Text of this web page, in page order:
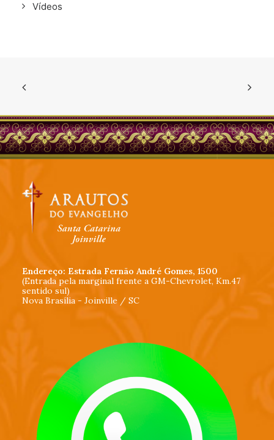
Vídeos
Endereço: Estrada Fernão André Gomes, 1500
(Entrada pela marginal frente a GM-Chevrolet, Km.47
sentido sul)
Nova Brasília - Joinville / SC